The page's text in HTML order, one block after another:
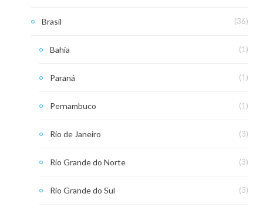
Brasil (36)
Bahia (1)
Paraná (1)
Pernambuco (1)
Rio de Janeiro (3)
Rio Grande do Norte (3)
Rio Grande do Sul (3)